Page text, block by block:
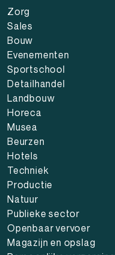
Zorg
Sales
Bouw
Evenementen
Sportschool
Detailhandel
Landbouw
Horeca
Musea
Beurzen
Hotels
Techniek
Productie
Natuur
Publieke sector
Openbaar vervoer
Magazijn en opslag